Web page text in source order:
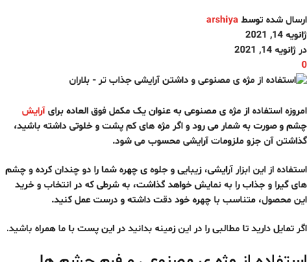
ارسال شده توسط arshiya
ژانویه 14, 2021
در ژانویه 14, 2021
0
امروزه استفاده از مژه ی مصنوعی به عنوان یک مکمل فوق العاده برای آرایش
چشم و صورت به شمار می رود و اگر مژه های کم پشت و خلوتی داشته باشید،
گذاشتن آن جزو ملزومات آرایشی محسوب می شود.
استفاده از این ابزار آرایشی، زیبایی و جلوه ی چهره شما را دو چندان کرده و چشم
های گیرا و جذاب را به نمایش خواهد گذاشت، به شرطی که در انتخاب و خرید
این محصول، متناسب با چهره خود دقت داشته و درست عمل کنید.
اگر تمایل دارید تا مطالبی را در این زمینه بدانید در این پست با ما همراه باشید.